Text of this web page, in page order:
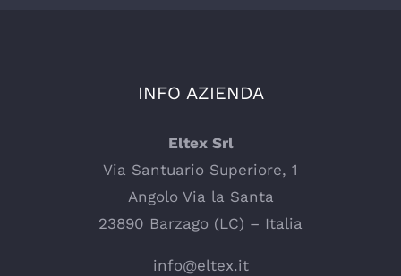
INFO AZIENDA
Eltex Srl
Via Santuario Superiore, 1
Angolo Via la Santa
23890 Barzago (LC) – Italia
info@eltex.it